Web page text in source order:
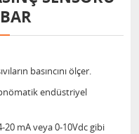
basıncını ölçer.
pnömatik endüstriyel
20 mA veya 0-10Vdc gibi